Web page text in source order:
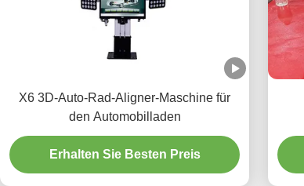
X6 3D-Auto-Rad-Aligner-Maschine für
den Automobilladen
Erhalten Sie Besten Preis